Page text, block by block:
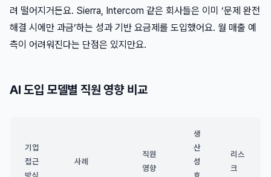
려 떨어지거든요. Sierra, Intercom 같은 회사들은 이미 ‘문제 완전
해결 시에만 과금’하는 성과 기반 요금제를 도입했어요. 월 매출 예
측이 어려워진다는 단점은 있지만요.
AI 도입 모델별 직원 영향 비교
기업
접근
사례
직원
영향
생
산
성
리스
크